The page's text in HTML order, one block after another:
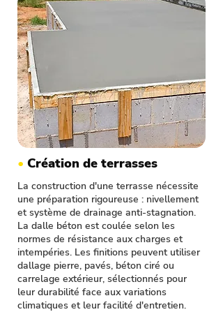
• Création de terrasses
La construction d'une terrasse nécessite
une préparation rigoureuse : nivellement
et système de drainage anti-stagnation.
La dalle béton est coulée selon les
normes de résistance aux charges et
intempéries. Les finitions peuvent utiliser
dallage pierre, pavés, béton ciré ou
carrelage extérieur, sélectionnés pour
leur durabilité face aux variations
climatiques et leur facilité d'entretien.